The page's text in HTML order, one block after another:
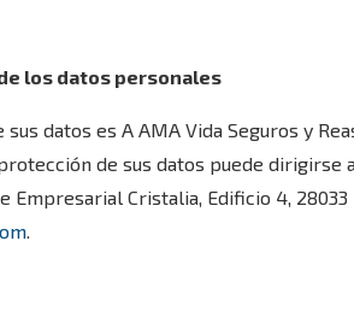
los datos personales
datos es A AMA Vida Seguros y
de sus datos puede dirigirse
Empresarial Cristalia, Edificio 4,
.